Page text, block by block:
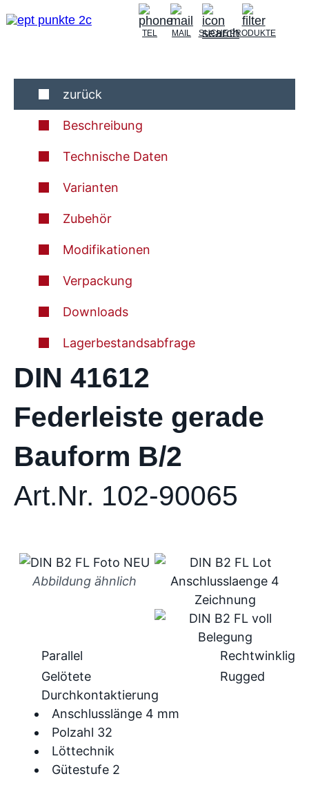
TEL MAIL SUCHEPRODUKTE
zurück
Beschreibung
Technische Daten
Varianten
Zubehör
Modifikationen
Verpackung
Downloads
Lagerbestandsabfrage
DIN 41612
Federleiste gerade
Bauform B/2
Art.Nr. 102-90065
Abbildung ähnlich
Anschlusslänge 4 mm
Polzahl 32
Löttechnik
Gütestufe 2
Parallel
Rechtwinklig
Gelötete
Durchkontaktierung
Rugged